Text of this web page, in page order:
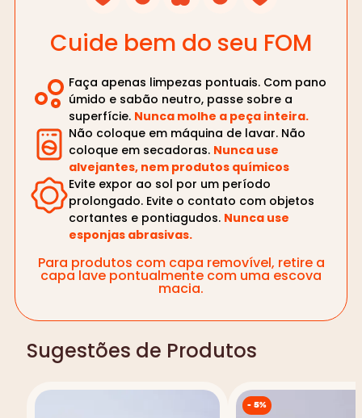
Cuide bem do seu FOM
Faça apenas limpezas pontuais. Com pano
úmido e sabão neutro, passe sobre a
superfície. Nunca molhe a peça inteira.
Não coloque em máquina de lavar. Não
coloque em secadoras. Nunca use
alvejantes, nem produtos químicos
Evite expor ao sol por um período
prolongado. Evite o contato com objetos
cortantes e pontiagudos. Nunca use
esponjas abrasivas.
Para produtos com capa removível, retire a
capa lave pontualmente com uma escova
macia.
Sugestões de Produtos
- 5%